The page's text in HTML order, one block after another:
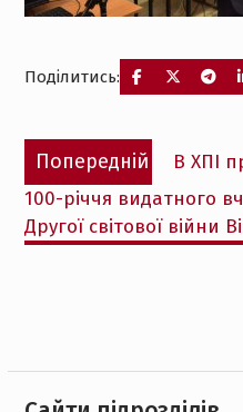
Поділитись:
Навігація
записів
Попередній
запис:
В ХПІ
100-річчя видатного
Другої світової війни